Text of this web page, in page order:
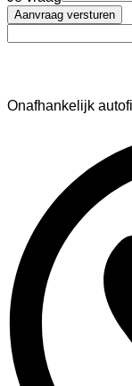
Aanvraag versturen
Onafhankelijk